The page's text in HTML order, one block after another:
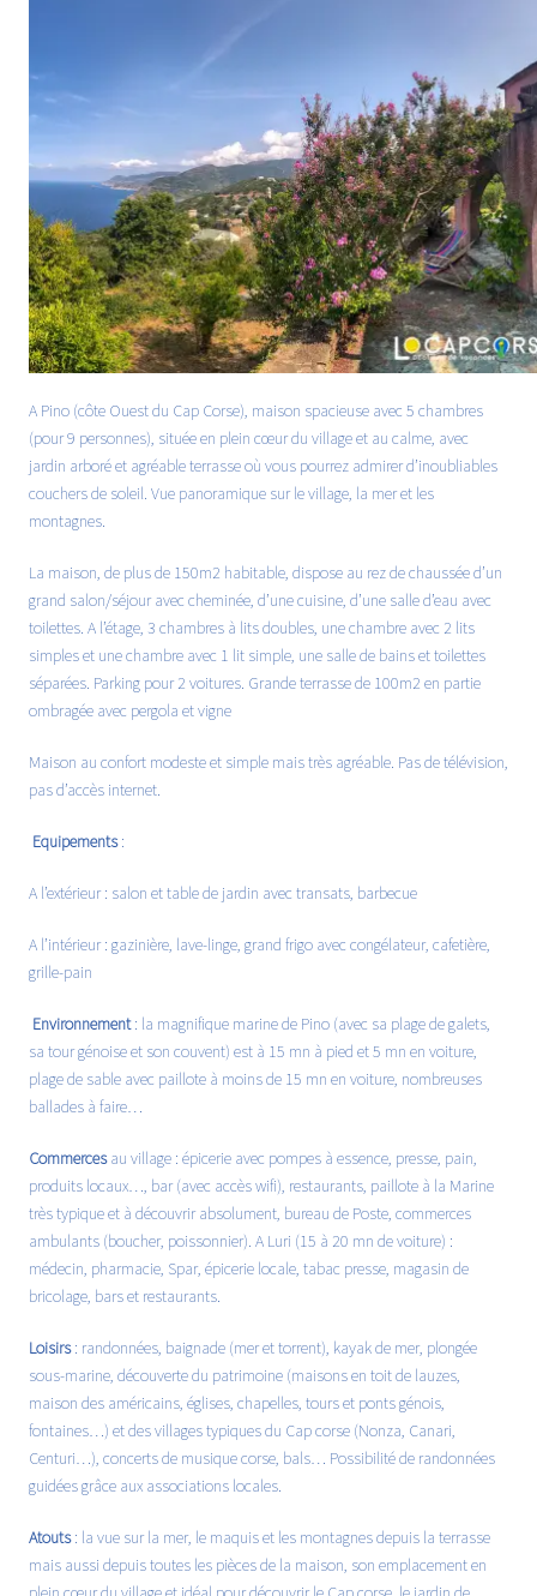
A Pino (côte Ouest du Cap Corse), maison spacieuse avec 5 chambres
(pour 9 personnes), située en plein cœur du village et au calme, avec
jardin arboré et agréable terrasse où vous pourrez admirer d’inoubliables
couchers de soleil. Vue panoramique sur le village, la mer et les
montagnes.
La maison, de plus de 150m2 habitable, dispose au rez de chaussée d’un
grand salon/séjour avec cheminée, d’une cuisine, d’une salle d’eau avec
toilettes. A l’étage, 3 chambres à lits doubles, une chambre avec 2 lits
simples et une chambre avec 1 lit simple, une salle de bains et toilettes
séparées. Parking pour 2 voitures. Grande terrasse de 100m2 en partie
ombragée avec pergola et vigne
Maison au confort modeste et simple mais très agréable. Pas de télévision,
pas d’accès internet.
Equipements:
A l’extérieur : salon et table de jardin avec transats, barbecue
A l’intérieur : gazinière, lave-linge, grand frigo avec congélateur, cafetière,
grille-pain
Environnement: la magnifique marine de Pino (avec sa plage de galets,
sa tour génoise et son couvent) est à 15 mn à pied et 5 mn en voiture,
plage de sable avec paillote à moins de 15 mn en voiture, nombreuses
ballades à faire…
Commercesau village : épicerie avec pompes à essence, presse, pain,
produits locaux…, bar (avec accès wifi), restaurants, paillote à la Marine
très typique et à découvrir absolument, bureau de Poste, commerces
ambulants (boucher, poissonnier). A Luri (15 à 20 mn de voiture) :
médecin, pharmacie, Spar, épicerie locale, tabac presse, magasin de
bricolage, bars et restaurants.
Loisirs: randonnées, baignade (mer et torrent), kayak de mer, plongée
sous-marine, découverte du patrimoine (maisons en toit de lauzes,
maison des américains, églises, chapelles, tours et ponts génois,
fontaines…) et des villages typiques du Cap corse (Nonza, Canari,
Centuri…), concerts de musique corse, bals… Possibilité de randonnées
guidées grâce aux associations locales.
Atouts: la vue sur la mer, le maquis et les montagnes depuis la terrasse
mais aussi depuis toutes les pièces de la maison, son emplacement en